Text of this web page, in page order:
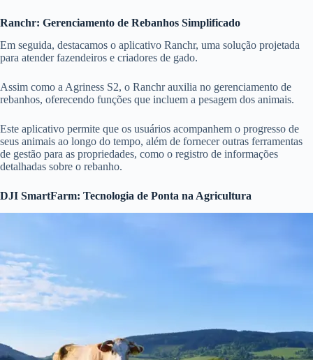
Ranchr: Gerenciamento de Rebanhos Simplificado
Em seguida, destacamos o aplicativo Ranchr, uma solução projetada
para atender fazendeiros e criadores de gado.
Assim como a Agriness S2, o Ranchr auxilia no gerenciamento de
rebanhos, oferecendo funções que incluem a pesagem dos animais.
Este aplicativo permite que os usuários acompanhem o progresso de
seus animais ao longo do tempo, além de fornecer outras ferramentas
de gestão para as propriedades, como o registro de informações
detalhadas sobre o rebanho.
DJI SmartFarm: Tecnologia de Ponta na Agricultura